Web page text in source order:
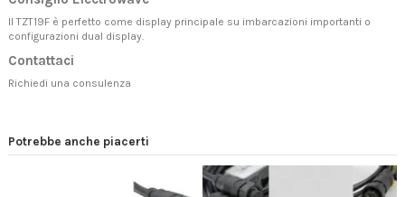
Il TZT19F è perfetto come display principale su imbarcazioni importanti o
configurazioni dual display.
Contattaci
Richiedi una consulenza
Potrebbe anche piacerti